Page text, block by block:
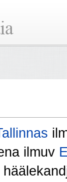
ilmuv